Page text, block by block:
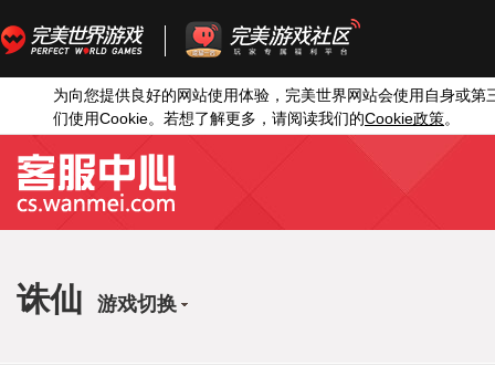
为向您提供良好的网站使用体验，完美世界网站会使用自身或第
们使用Cookie。若想了解更多，请阅读我们的Cookie政策。
诛仙 游戏切换